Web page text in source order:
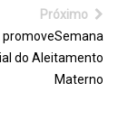
Próximo
promoveSemana
do Aleitamento
Materno